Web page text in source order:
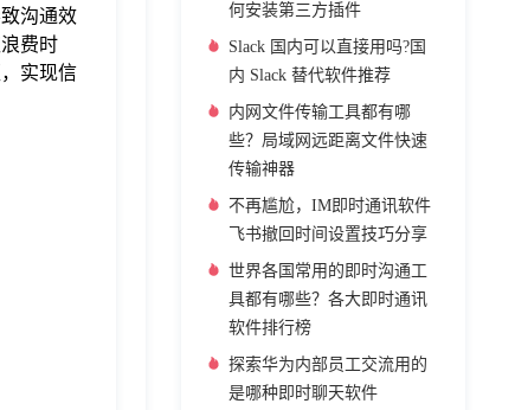
沟通效
费时
实现信
何安装第三方插件
Slack 国内可以直接用吗?国
内 Slack 替代软件推荐
内网文件传输工具都有哪
些？局域网远距离文件快速
传输神器
不再尴尬，IM即时通讯软件
飞书撤回时间设置技巧分享
世界各国常用的即时沟通工
具都有哪些？各大即时通讯
软件排行榜
探索华为内部员工交流用的
是哪种即时聊天软件